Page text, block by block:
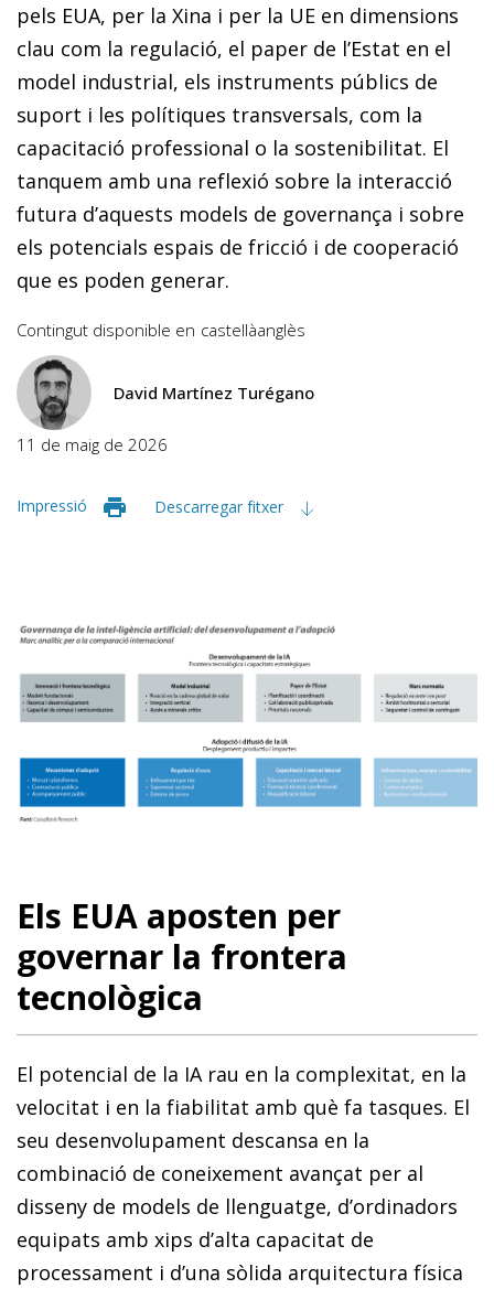
pels EUA, per la Xina i per la UE en dimensions
clau com la regulació, el paper de l’Estat en el
model industrial, els instruments públics de
suport i les polítiques transversals, com la
capacitació professional o la sostenibilitat. El
tanquem amb una reflexió sobre la interacció
futura d’aquests models de governança i sobre
els potencials espais de fricció i de cooperació
que es poden generar.
Contingut disponible en castellàanglès
David Martínez Turégano
11 de maig de 2026
Impressió Descarregar fitxer
Els EUA aposten per
governar la frontera
tecnològica
El potencial de la IA rau en la complexitat, en la
velocitat i en la fiabilitat amb què fa tasques. El
seu desenvolupament descansa en la
combinació de coneixement avançat per al
disseny de models de llenguatge, d’ordinadors
equipats amb xips d’alta capacitat de
processament i d’una sòlida arquitectura física